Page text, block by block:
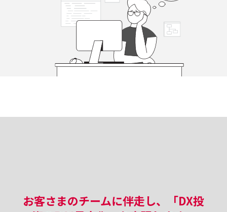
お客さまのチームに伴走し、「DX投